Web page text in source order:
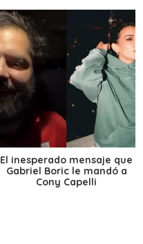
El inesperado mensaje que
Gabriel Boric le mandó a
Cony Capelli